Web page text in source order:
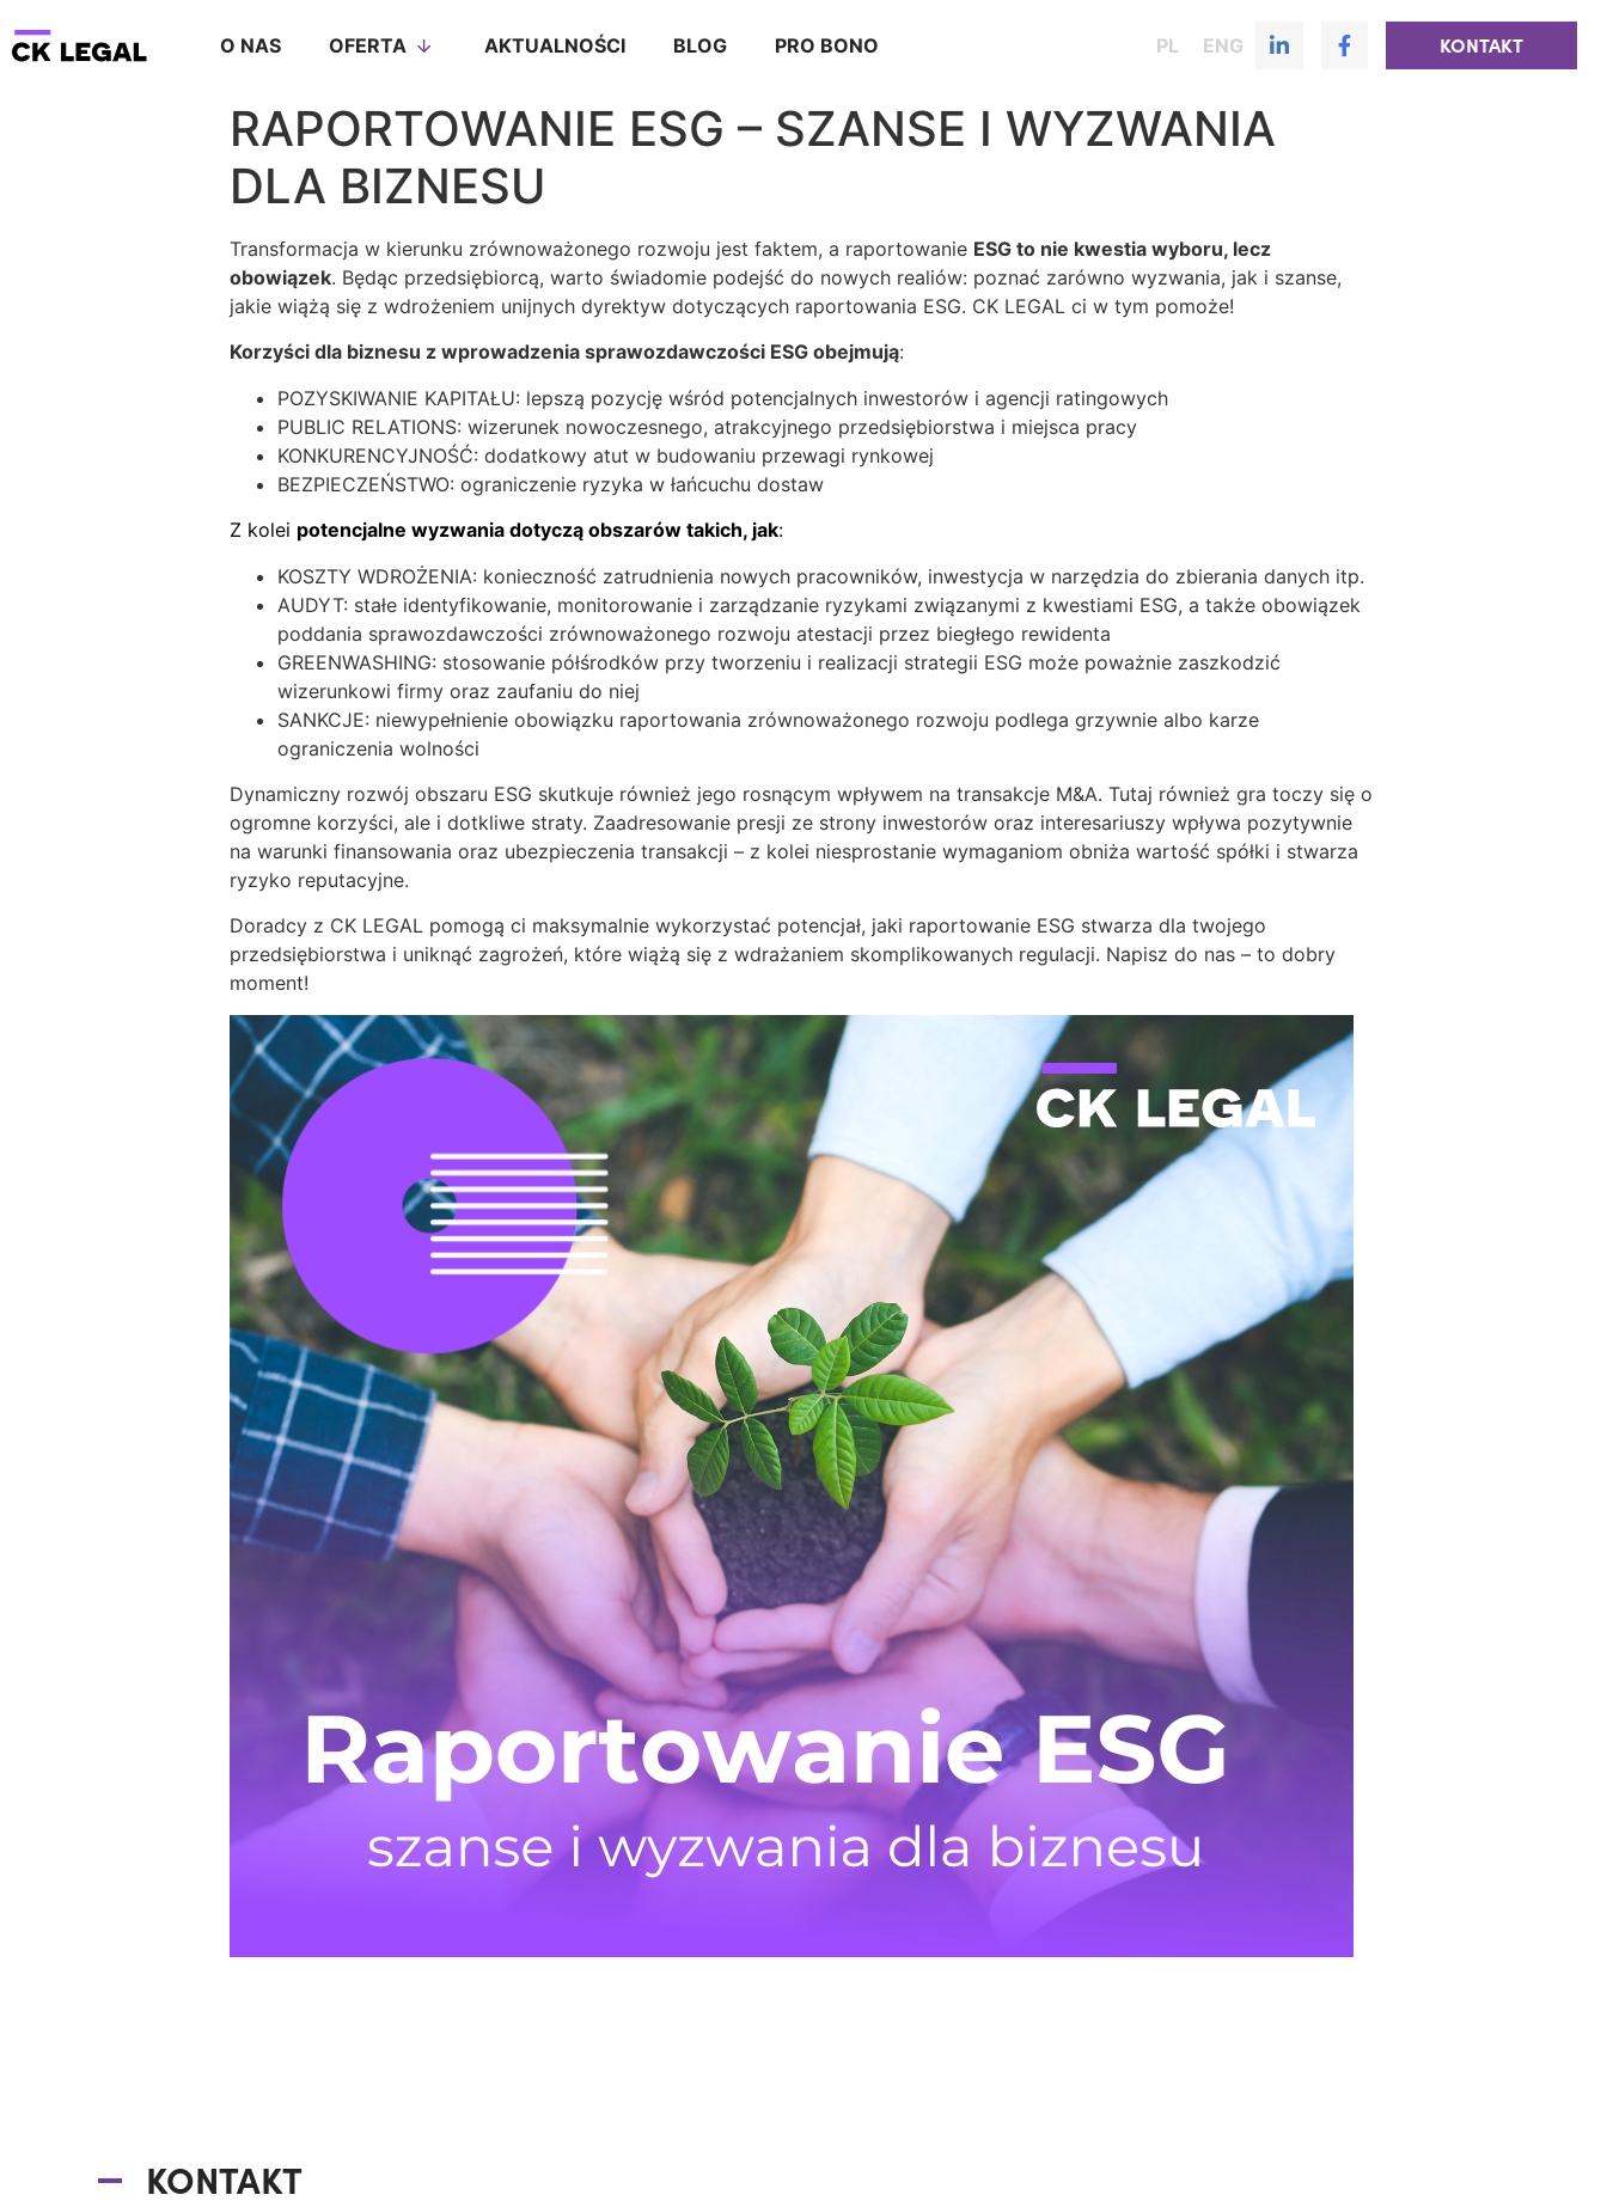
O NAS OFERTA AKTUALNOŚCI BLOG PRO BONO PL ENG KONTAKT
RAPORTOWANIE ESG – SZANSE I WYZWANIA
DLA BIZNESU
Transformacja w kierunku zrównoważonego rozwoju jest faktem, a raportowanie ESG to nie kwestia wyboru, lecz
obowiązek. Będąc przedsiębiorcą, warto świadomie podejść do nowych realiów: poznać zarówno wyzwania, jak i szanse,
jakie wiążą się z wdrożeniem unijnych dyrektyw dotyczących raportowania ESG. CK LEGAL ci w tym pomoże!
Korzyści dla biznesu z wprowadzenia sprawozdawczości ESG obejmują:
POZYSKIWANIE KAPITAŁU: lepszą pozycję wśród potencjalnych inwestorów i agencji ratingowych
PUBLIC RELATIONS: wizerunek nowoczesnego, atrakcyjnego przedsiębiorstwa i miejsca pracy
KONKURENCYJNOŚĆ: dodatkowy atut w budowaniu przewagi rynkowej
BEZPIECZEŃSTWO: ograniczenie ryzyka w łańcuchu dostaw
Z kolei potencjalne wyzwania dotyczą obszarów takich, jak:
KOSZTY WDROŻENIA: konieczność zatrudnienia nowych pracowników, inwestycja w narzędzia do zbierania danych itp.
AUDYT: stałe identyfikowanie, monitorowanie i zarządzanie ryzykami związanymi z kwestiami ESG, a także obowiązek
poddania sprawozdawczości zrównoważonego rozwoju atestacji przez biegłego rewidenta
GREENWASHING: stosowanie półśrodków przy tworzeniu i realizacji strategii ESG może poważnie zaszkodzić
wizerunkowi firmy oraz zaufaniu do niej
SANKCJE: niewypełnienie obowiązku raportowania zrównoważonego rozwoju podlega grzywnie albo karze
ograniczenia wolności
Dynamiczny rozwój obszaru ESG skutkuje również jego rosnącym wpływem na transakcje M&A. Tutaj również gra toczy się o
ogromne korzyści, ale i dotkliwe straty. Zaadresowanie presji ze strony inwestorów oraz interesariuszy wpływa pozytywnie
na warunki finansowania oraz ubezpieczenia transakcji – z kolei niesprostanie wymaganiom obniża wartość spółki i stwarza
ryzyko reputacyjne.
Doradcy z CK LEGAL pomogą ci maksymalnie wykorzystać potencjał, jaki raportowanie ESG stwarza dla twojego
przedsiębiorstwa i uniknąć zagrożeń, które wiążą się z wdrażaniem skomplikowanych regulacji. Napisz do nas – to dobry
moment!
KONTAKT